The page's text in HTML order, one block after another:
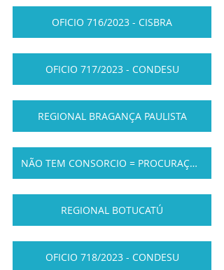
OFICIO 716/2023 - CISBRA
OFICIO 717/2023 - CONDESU
REGIONAL BRAGANÇA PAULISTA
NÃO TEM CONSORCIO = PROCURAÇÃO
REGIONAL BOTUCATÚ
OFICIO 718/2023 - CONDESU